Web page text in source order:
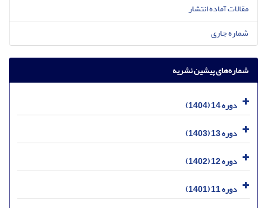
مقالات آماده انتشار
شماره جاری
شماره‌های پیشین نشریه
دوره 14 (1404)
دوره 13 (1403)
دوره 12 (1402)
دوره 11 (1401)